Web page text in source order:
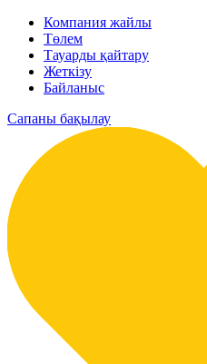
Компания жайлы
Төлем
Тауарды қайтару
Жеткізу
Байланыс
Сапаны бақылау